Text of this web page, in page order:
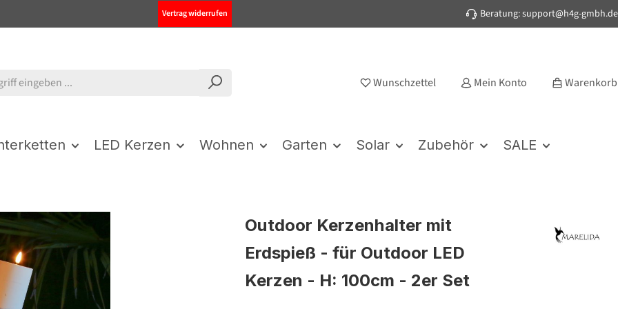
Vertrag widerrufen Beratung: support@h4g-gmbh.de
Wunschzettel Mein Konto Warenkorb
LED Kerzen Wohnen Garten Solar Zubehör SALE
Outdoor Kerzenhalter mit
Erdspieß - für Outdoor LED
Kerzen - H: 100cm - 2er Set